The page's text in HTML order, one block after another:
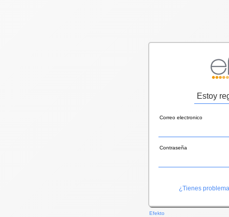
Efekto
Estoy
Correo electronico
Contraseña
¿Tienes